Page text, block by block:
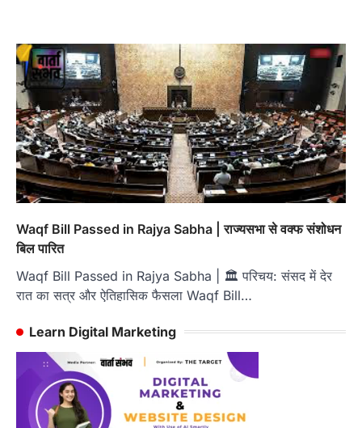
Waqf Bill Passed in Rajya Sabha | राज्यसभा से वक्फ संशोधन
बिल पारित
Waqf Bill Passed in Rajya Sabha | 🏛 परिचय: संसद में देर
रात का सत्र और ऐतिहासिक फैसला Waqf Bill…
Learn Digital Marketing